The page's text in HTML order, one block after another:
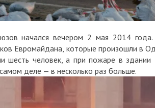
вечером 2 мая 2014 года. Ему
Евромайдана, которые произошли в
человек, а при пожаре в здании
деле — в несколько раз больше.